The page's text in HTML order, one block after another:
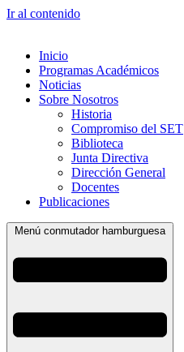
Ir al contenido
Inicio
Programas Académicos
Noticias
Sobre Nosotros
Historia
Compromiso del SET
Biblioteca
Junta Directiva
Dirección General
Docentes
Publicaciones
Menú conmutador hamburguesa